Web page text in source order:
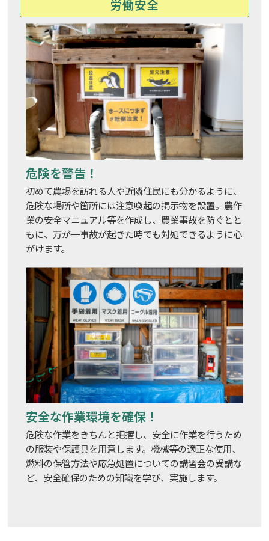
労働安全
危険を警告！
初めて農場を訪れる人や近隣住民にも分かるように、
危険な場所や箇所には注意喚起の掲示物を設置。農作
業の安全マニュアル等を作成し、農業事故を防ぐとと
もに、万が一事故が起きた時でも対処できるように心
がけます。
安全な作業環境を確保！
危険な作業をきちんと把握し、安全に作業を行うため
の服装や保護具を用意します。機械等の適正な使用、
燃料の保管方法や応急処置についての講習会の受講な
ど、安全確保のための知識を学び、実施します。